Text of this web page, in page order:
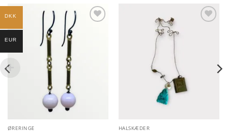
ØRERINGE HALSKÆDER
DKK
EUR